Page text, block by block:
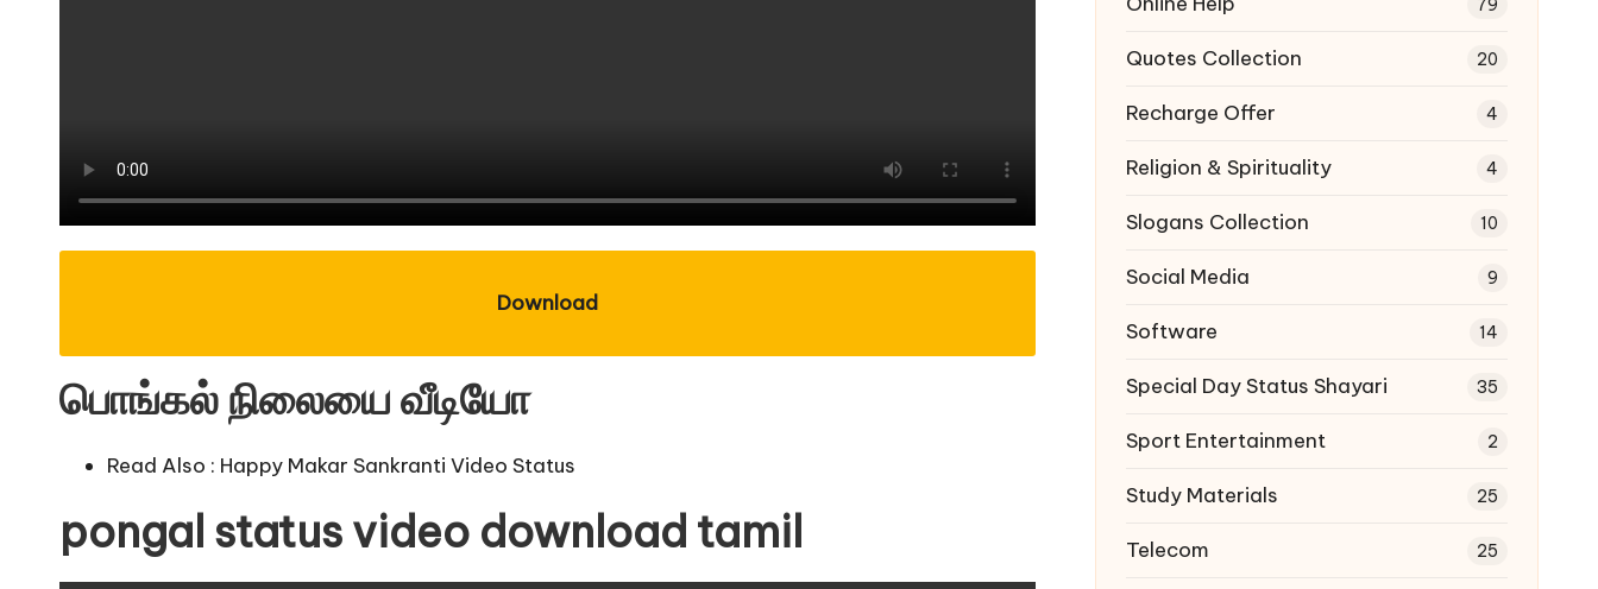
Download
பொங்கல் நிலையை வீடியோ
Read Also : Happy Makar Sankranti Video Status
pongal status video download tamil
79
Quotes Collection 20
Recharge Offer 4
Religion & Spirituality 4
Slogans Collection 10
Social Media 9
Software 14
Special Day Status Shayari 35
Sport Entertainment 2
Study Materials 25
Telecom 25